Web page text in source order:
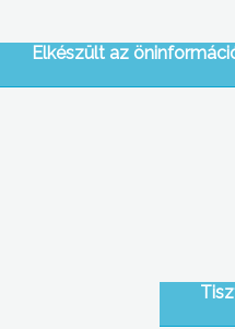
Elkészült az